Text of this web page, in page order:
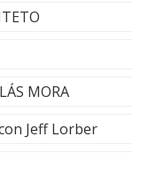
MORA
Jeff Lorber